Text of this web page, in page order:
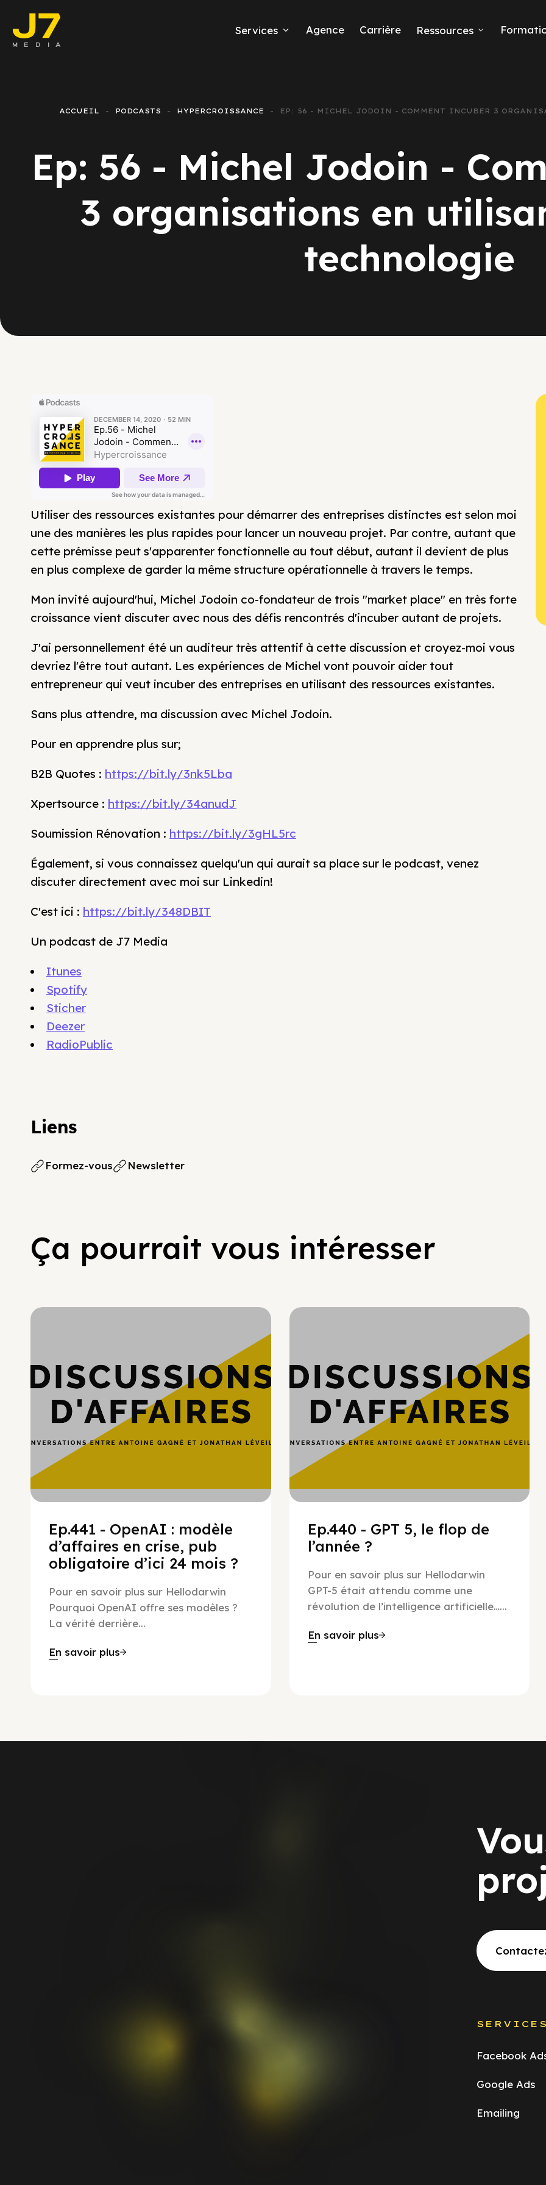
Services
E-commerce
Google Ads
Rapports Meta Ads
Agence Carrière Ressources
ACCUEIL PODCASTS HYPERCROISSANCE EP: 56 - MICHEL JODOIN - COMMENT INCUBER 3
Ep: 56 - Michel Jodoin -
3 organisations en
technologie
Utiliser des ressources existantes pour démarrer des entreprises distinctes est selon moi
une des manières les plus rapides pour lancer un nouveau projet. Par contre, autant que
cette prémisse peut s'apparenter fonctionnelle au tout début, autant il devient de plus
en plus complexe de garder la même structure opérationnelle à travers le temps.
Mon invité aujourd'hui, Michel Jodoin co-fondateur de trois "market place" en très forte
croissance vient discuter avec nous des défis rencontrés d'incuber autant de projets.
J'ai personnellement été un auditeur très attentif à cette discussion et croyez-moi vous
devriez l'être tout autant. Les expériences de Michel vont pouvoir aider tout
entrepreneur qui veut incuber des entreprises en utilisant des ressources existantes.
Sans plus attendre, ma discussion avec Michel Jodoin.
Pour en apprendre plus sur;
B2B Quotes : https://bit.ly/3nk5Lba
Xpertsource : https://bit.ly/34anudJ
Soumission Rénovation : https://bit.ly/3gHL5rc
Également, si vous connaissez quelqu'un qui aurait sa place sur le podcast, venez
discuter directement avec moi sur Linkedin!
C'est ici : https://bit.ly/348DBIT
Un podcast de J7 Media
Itunes
Spotify
Sticher
Deezer
RadioPublic
Liens
Formez-vous Newsletter
Ça pourrait vous intéresser
Ep.441 - OpenAI : modèle
d’affaires en crise, pub
obligatoire d’ici 24 mois ?
Pour en savoir plus sur Hellodarwin
Pourquoi OpenAI offre ses modèles ?
La vérité derrière...
En savoir plus
Ep.440 - GPT 5, le flop de
l’année ?
Pour en savoir plus sur Hellodarwin
GPT-5 était attendu comme une
révolution de l’intelligence artificielle…...
En savoir plus
SERVICES
Facebook
Google Ads
Emailing